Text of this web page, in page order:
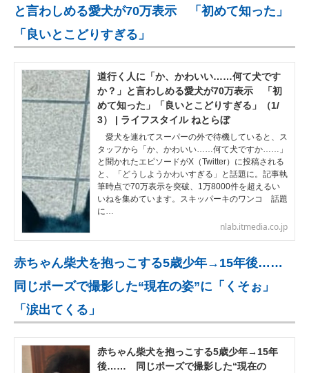
と言わしめる愛犬が70万表示 「初めて知った」
「良いとこどりすぎる」
道行く人に「か、かわいい……何て犬です
か？」と言わしめる愛犬が70万表示 「初
めて知った」「良いとこどりすぎる」（1/
3） | ライフスタイル ねとらぼ
愛犬を連れてスーパーの外で待機していると、ス
タッフから「か、かわいい……何て犬ですか……」
と聞かれたエピソードがX（Twitter）に投稿される
と、「どうしようかわいすぎる」と話題に。記事執
筆時点で70万表示を突破、1万8000件を超えるい
いねを集めています。スキッパーキのワンコ 話題
に…
nlab.itmedia.co.jp
赤ちゃん柴犬を抱っこする5歳少年→15年後……
同じポーズで撮影した“現在の姿”に「くそぉ」
「涙出てくる」
赤ちゃん柴犬を抱っこする5歳少年→15年
後…… 同じポーズで撮影した“現在の